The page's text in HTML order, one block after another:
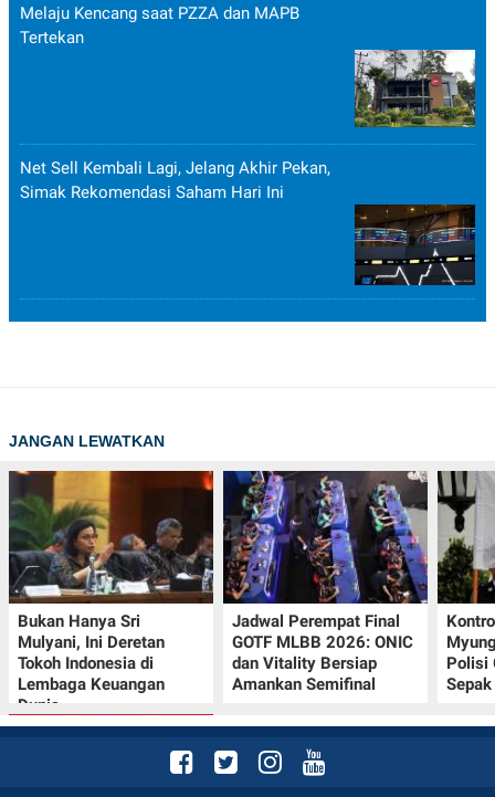
Melaju Kencang saat PZZA dan MAPB
Tertekan
Net Sell Kembali Lagi, Jelang Akhir Pekan,
Simak Rekomendasi Saham Hari Ini
JANGAN LEWATKAN
Bukan Hanya Sri
Mulyani, Ini Deretan
Tokoh Indonesia di
Lembaga Keuangan
Dunia
Jadwal Perempat Final
GOTF MLBB 2026: ONIC
dan Vitality Bersiap
Amankan Semifinal
Polisi